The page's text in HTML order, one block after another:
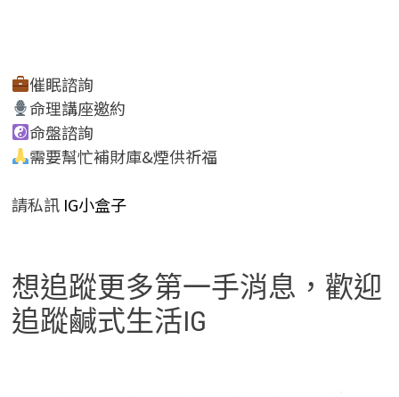
催眠諮詢
命理講座邀約
命盤諮詢
需要幫忙補財庫&煙供祈福
請私訊IG小盒子
想追蹤更多第一手消息，歡迎
追蹤鹹式生活IG